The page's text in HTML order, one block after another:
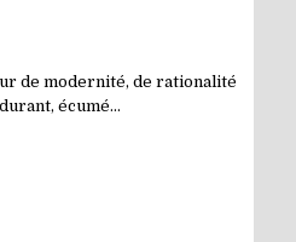
de modernité, de rationalité
écumé…